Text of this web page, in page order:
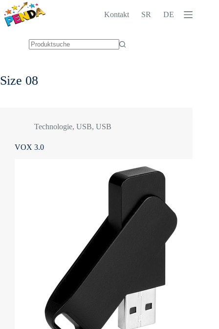
Zum
Inhalt
springen
Kontakt SR DE
Size 08
Technologie, USB, USB
VOX 3.0